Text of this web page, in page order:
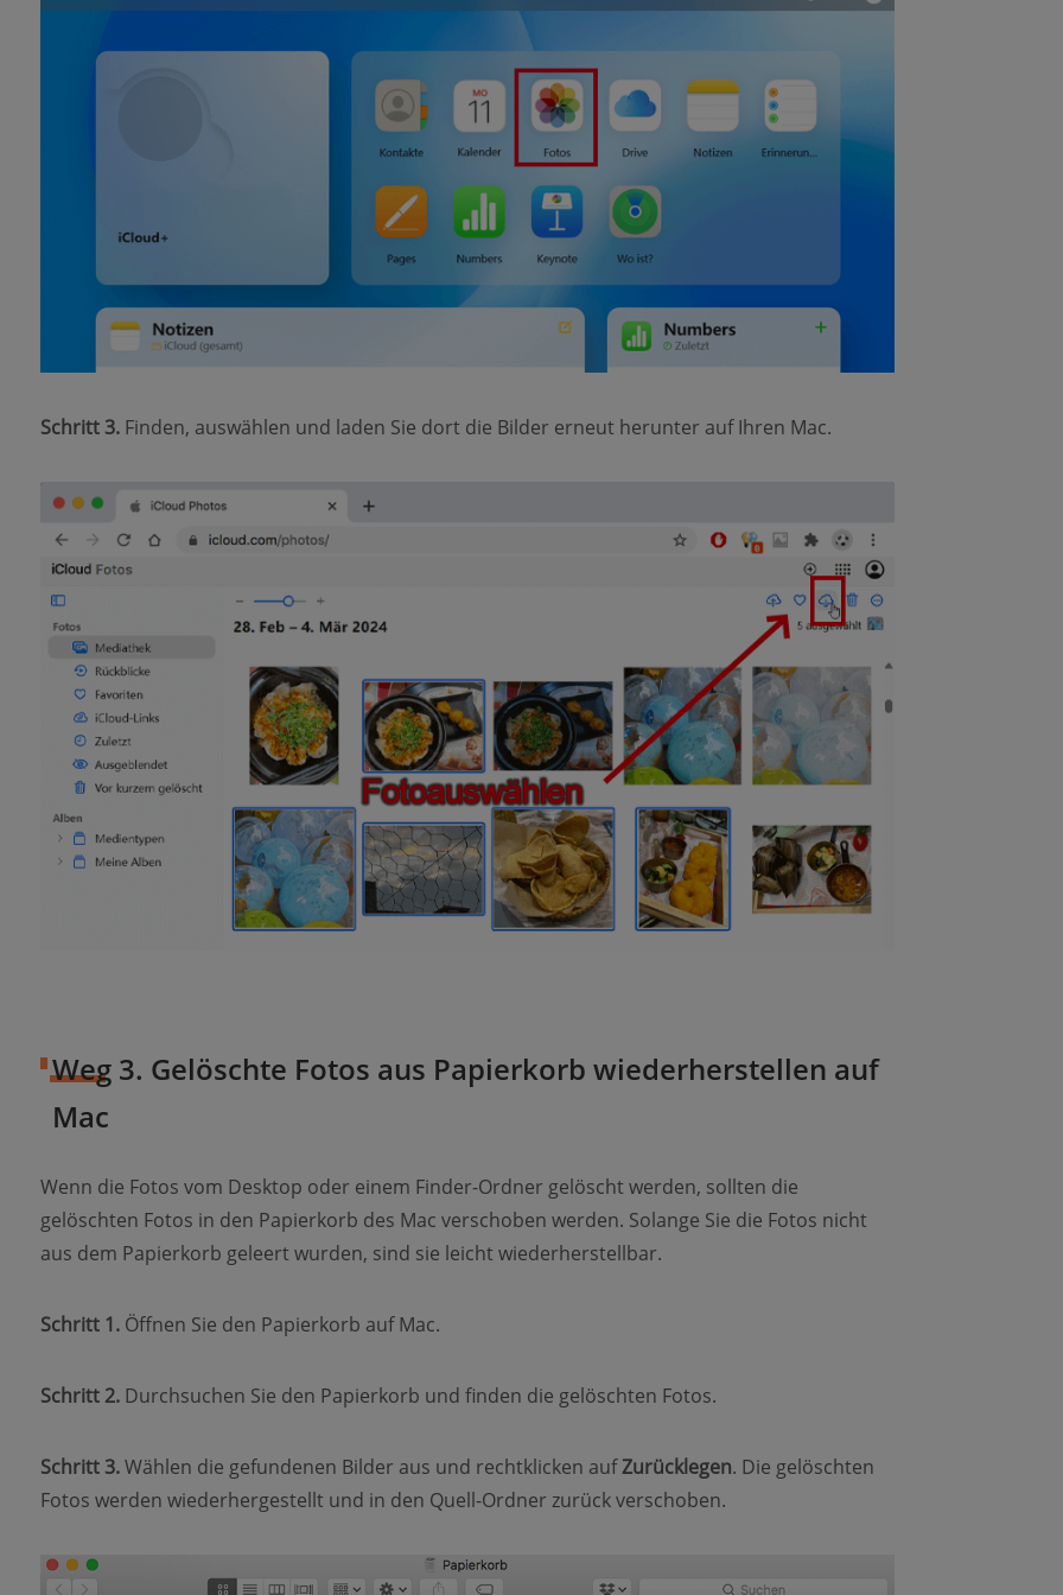
Schritt 3. Finden, auswählen und laden Sie dort die Bilder erneut herunter auf Ihren Mac.
Weg 3. Gelöschte Fotos aus Papierkorb wiederherstellen auf
Mac
Wenn die Fotos vom Desktop oder einem Finder-Ordner gelöscht werden, sollten die
gelöschten Fotos in den Papierkorb des Mac verschoben werden. Solange Sie die Fotos nicht
aus dem Papierkorb geleert wurden, sind sie leicht wiederherstellbar.
Schritt 1. Öffnen Sie den Papierkorb auf Mac.
Schritt 2. Durchsuchen Sie den Papierkorb und finden die gelöschten Fotos.
Schritt 3.Wählen die gefundenen Bilder aus und rechtklicken aufZurücklegen. Die gelöschten
Fotos werden wiederhergestellt und in den Quell-Ordner zurück verschoben.